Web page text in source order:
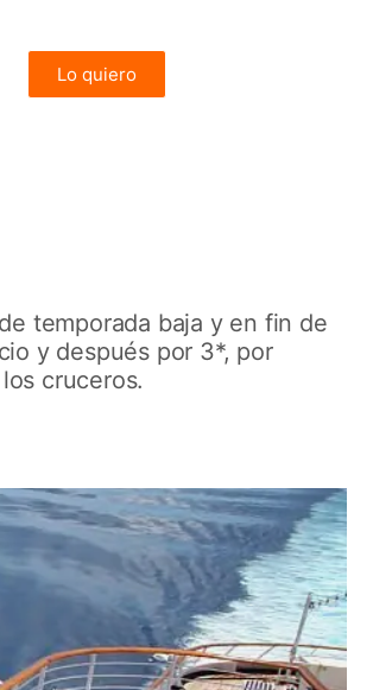
Lo quiero
temporada baja y en fin de
y después por 3*, por
cruceros.